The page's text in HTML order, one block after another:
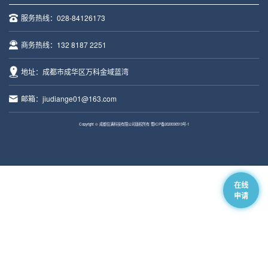
服务热线： 028-84126173
商务热线： 132 8187 2251
地址：成都市成华区万科金域蓝湾
邮箱：jiudiange01@163.com
Copyright © 成都住满科技有限公司版权所有 蜀ICP备2020030513号-1
在线
申请